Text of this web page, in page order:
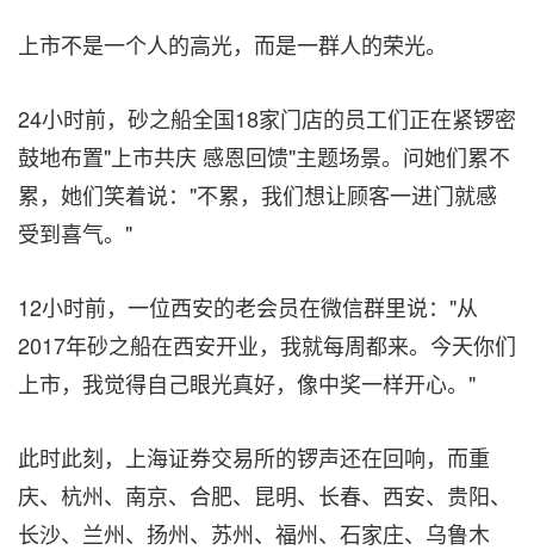
上市不是一个人的高光，而是一群人的荣光。
24小时前，砂之船全国18家门店的员工们正在紧锣密
鼓地布置"上市共庆 感恩回馈"主题场景。问她们累不
累，她们笑着说："不累，我们想让顾客一进门就感
受到喜气。"
12小时前，一位西安的老会员在微信群里说："从
2017年砂之船在西安开业，我就每周都来。今天你们
上市，我觉得自己眼光真好，像中奖一样开心。"
此时此刻，上海证券交易所的锣声还在回响，而重
庆、杭州、南京、合肥、昆明、长春、西安、贵阳、
长沙、兰州、扬州、苏州、福州、石家庄、乌鲁木